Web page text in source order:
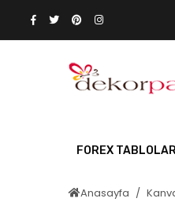
FOREX
Anasayfa